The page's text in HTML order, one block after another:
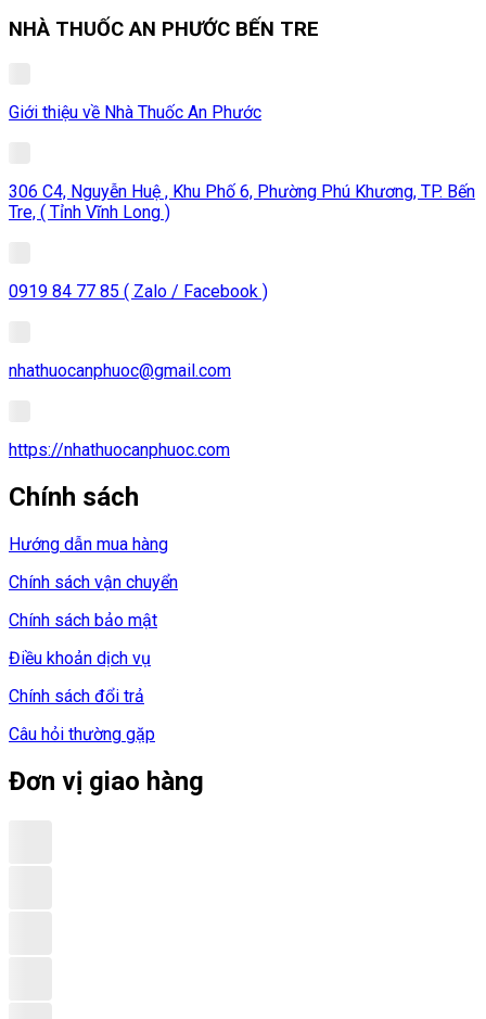
NHÀ THUỐC AN PHƯỚC BẾN TRE
Giới thiệu về Nhà Thuốc An Phước
306 C4, Nguyễn Huệ , Khu Phố 6, Phường Phú Khương, TP. Bến
Tre, ( Tỉnh Vĩnh Long )
0919 84 77 85 ( Zalo / Facebook )
nhathuocanphuoc@gmail.com
https://nhathuocanphuoc.com
Chính sách
Hướng dẫn mua hàng
Chính sách vận chuyển
Chính sách bảo mật
Điều khoản dịch vụ
Chính sách đổi trả
Câu hỏi thường gặp
Đơn vị giao hàng